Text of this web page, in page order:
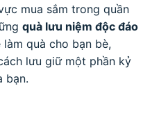
mua sắm trong quần
quà lưu niệm độc đáo
làm quà cho bạn bè,
lưu giữ một phần kỷ
bạn.